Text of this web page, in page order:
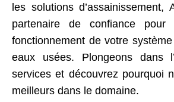
les solutions d’assainissement,
partenaire de confiance
fonctionnement de votre
eaux usées. Plongeons dans
services et découvrez pourquoi
meilleurs dans le domaine.